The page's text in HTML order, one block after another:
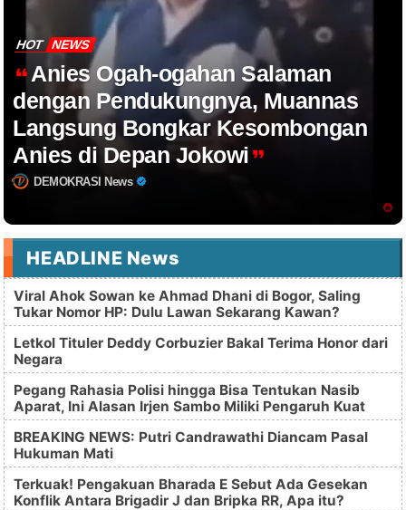
HOT NEWS
Anies Ogah-ogahan Salaman
dengan Pendukungnya, Muannas
Langsung Bongkar Kesombongan
Anies di Depan Jokowi
DEMOKRASI News
HEADLINE News
Viral Ahok Sowan ke Ahmad Dhani di Bogor, Saling
Tukar Nomor HP: Dulu Lawan Sekarang Kawan?
Letkol Tituler Deddy Corbuzier Bakal Terima Honor dari
Negara
Pegang Rahasia Polisi hingga Bisa Tentukan Nasib
Aparat, Ini Alasan Irjen Sambo Miliki Pengaruh Kuat
BREAKING NEWS: Putri Candrawathi Diancam Pasal
Hukuman Mati
Terkuak! Pengakuan Bharada E Sebut Ada Gesekan
Konflik Antara Brigadir J dan Bripka RR, Apa itu?